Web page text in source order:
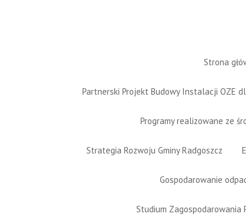
Strona
Partnerski Projekt Budowy Instalacji OZE
Programy realizowane ze
Strategia Rozwoju Gminy Radgoszcz
Gospodarowanie
Studium Zagospodarowania